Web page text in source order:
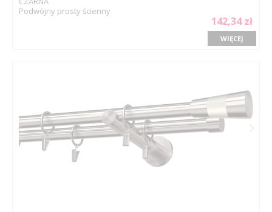
Podwójny prosty ścienny
142,34 zł
WIĘCEJ